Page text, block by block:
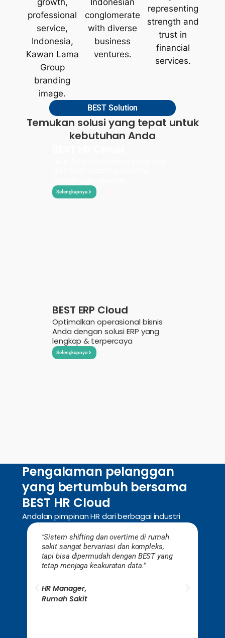
BEST Solution
Temukan solusi yang tepat untuk
kebutuhan Anda
Selengkapnya
BEST ERP Cloud
Optimalkan operasional bisnis
Anda dengan solusi ERP yang
lengkap & terpercaya
Selengkapnya
Pengalaman pelanggan
yang bertumbuh bersama
BEST HR Cloud
Andalan pimpinan HR dari berbagai industri
"Sistem shifting dan overtime di rumah
sakit sangat bervariasi dan kompleks,
tapi bisa dipermudah dengan BEST yang
tetap menjaga keakuratan data."
HR Manager,
Rumah Sakit